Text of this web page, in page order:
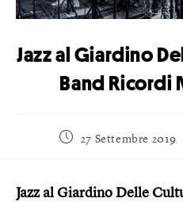
Jazz al Giardino
Band Ricordi
27 Settembre 2019
Jazz al Giardino Delle